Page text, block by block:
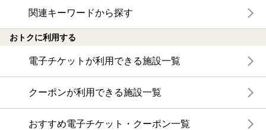
関連キーワードから探す
おトクに利用する
電子チケットが利用できる施設一覧
クーポンが利用できる施設一覧
おすすめ電子チケット・クーポン一覧